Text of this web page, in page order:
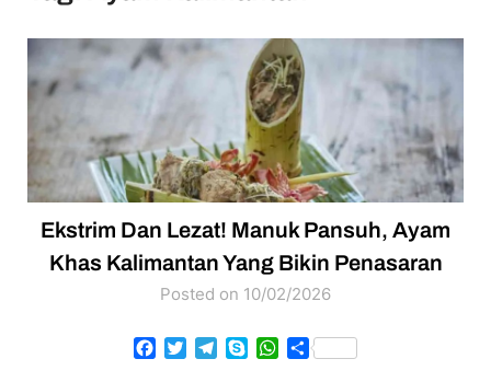
Ekstrim Dan Lezat! Manuk Pansuh, Ayam
Khas Kalimantan Yang Bikin Penasaran
Posted on 10/02/2026
Facebook
TwitterTelegram
SkypeWhatsApp
Share